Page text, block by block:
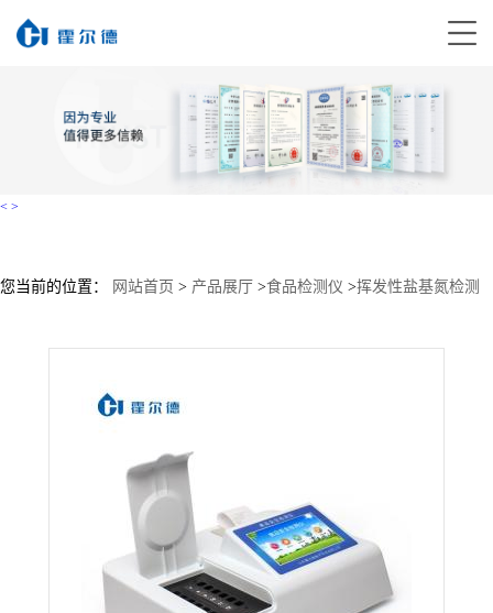
< >
您当前的位置： 网站首页 > 产品展厅 >食品检测仪 >挥发性盐基氮检测